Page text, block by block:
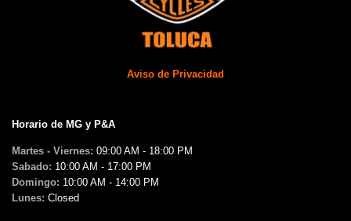
Aviso de Privacidad
Horario de MG y P&A
Martes - Viernes: 09:00 AM - 18:00 PM
Sabado: 10:00 AM - 17:00 PM
Domingo: 10:00 AM - 14:00 PM
Lunes: Closed